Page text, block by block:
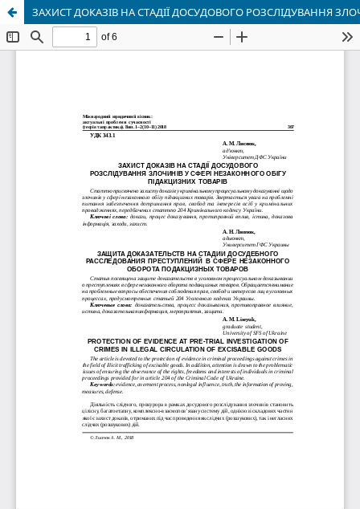
ЗАХИСТ ДОКАЗІВ НА СТАДІЇ ДОСУДОВОГО РОЗСЛІДУВАННЯ